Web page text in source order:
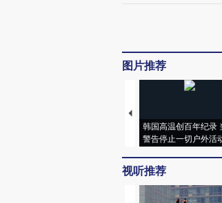
图片推荐
韩国高温创百年纪录
警告停止一切户外活
视听推荐